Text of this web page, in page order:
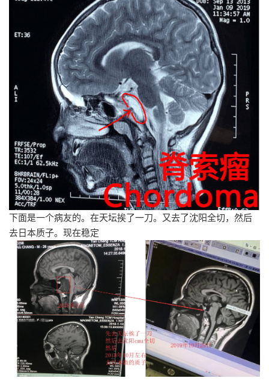
下面是一个病友的。在天坛挨了一刀。又去了沈阳全切，然后
去日本质子。现在稳定